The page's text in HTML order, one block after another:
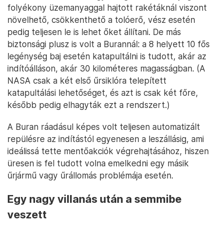
folyékony üzemanyaggal hajtott rakétáknál viszont
növelhető, csökkenthető a tolóerő, vész esetén
pedig teljesen le is lehet őket állítani. De más
biztonsági plusz is volt a Burannál: a 8 helyett 10 fős
legénység baj esetén katapultálni is tudott, akár az
indítóálláson, akár 30 kilométeres magasságban. (A
NASA csak a két első űrsiklóra telepített
katapultálási lehetőséget, és azt is csak két főre,
később pedig elhagyták ezt a rendszert.)
A Buran ráadásul képes volt teljesen automatizált
repülésre az indítástól egyenesen a leszállásig, ami
ideálissá tette mentőakciók végrehajtásához, hiszen
üresen is fel tudott volna emelkedni egy másik
űrjármű vagy űrállomás problémája esetén.
Egy nagy villanás után a semmibe
veszett